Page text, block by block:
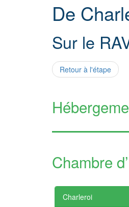
De
Sur le
Retour à l'étape
Chambre
Charleroi